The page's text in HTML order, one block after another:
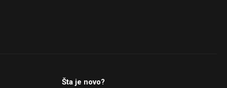
Šta je novo?